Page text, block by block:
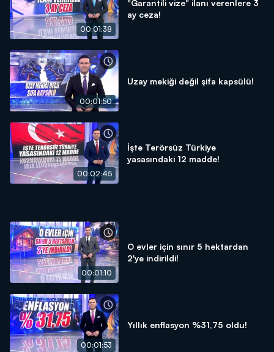
00:01:38
"Garantili vize" ilanı verenlere 3
ay ceza!
00:01:50
Uzay mekiği değil şifa kapsülü!
00:02:45
İşte Terörsüz Türkiye
yasasındaki 12 madde!
00:01:10
O evler için sınır 5 hektardan
2'ye indirildi!
00:01:53
Yıllık enflasyon %31,75 oldu!